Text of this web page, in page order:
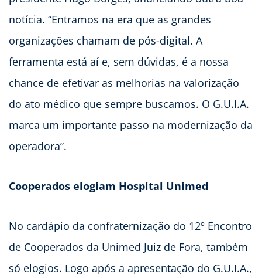
notícia. “Entramos na era que as grandes
organizações chamam de pós-digital. A
ferramenta está aí e, sem dúvidas, é a nossa
chance de efetivar as melhorias na valorização
do ato médico que sempre buscamos. O G.U.I.A.
marca um importante passo na modernização da
operadora”.
Cooperados elogiam Hospital Unimed
No cardápio da confraternização do 12º Encontro
de Cooperados da Unimed Juiz de Fora, também
só elogios. Logo após a apresentação do G.U.I.A.,